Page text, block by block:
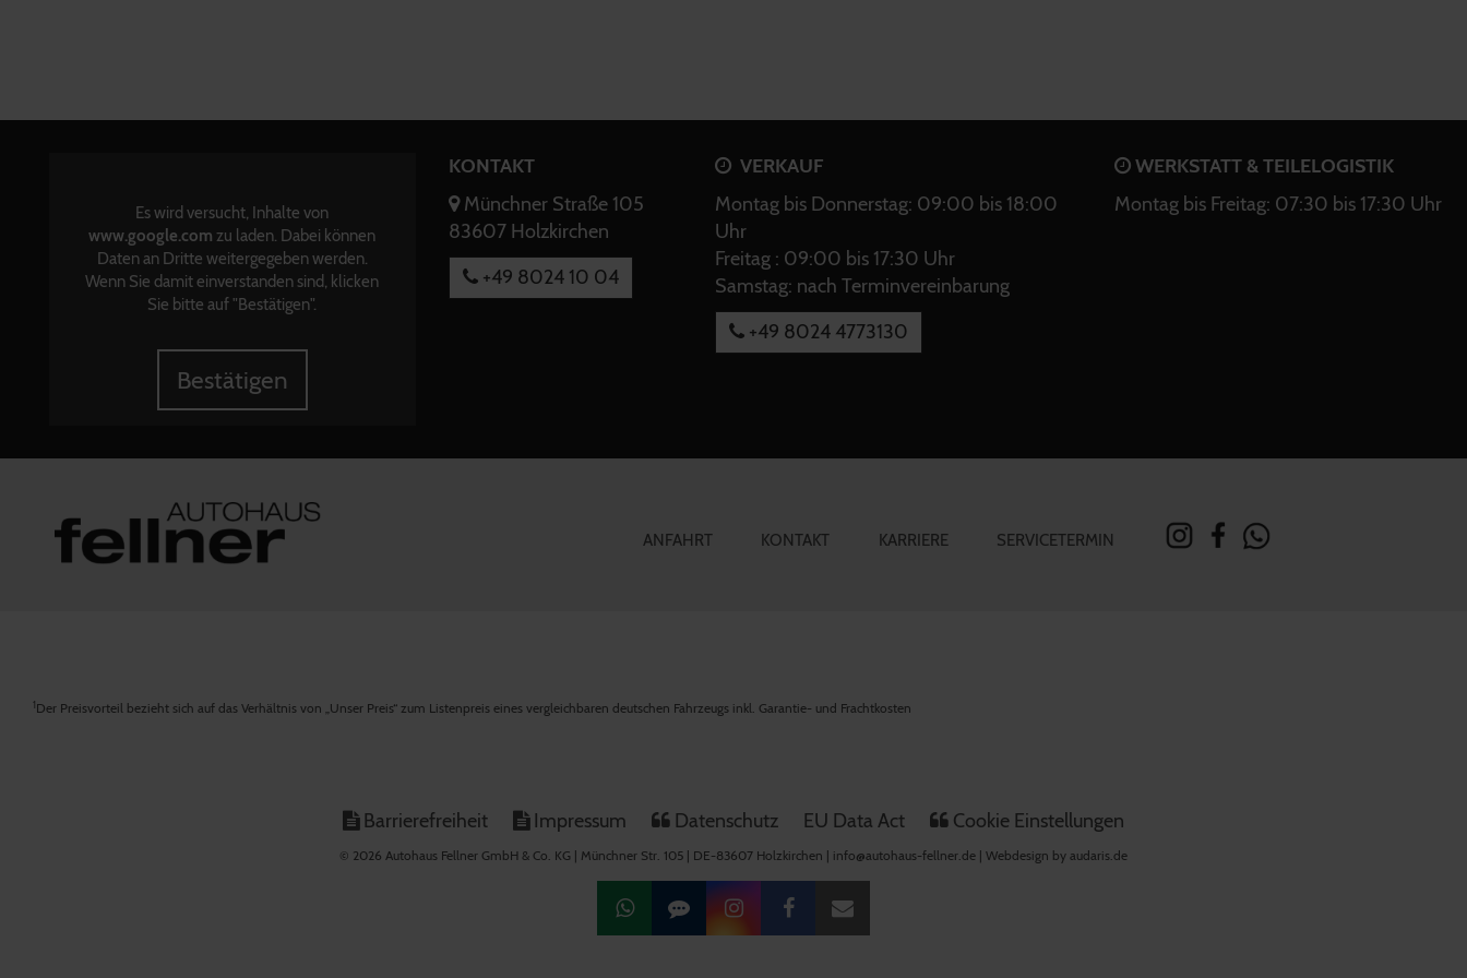
Es wird versucht, Inhalte von
www.google.com zu laden. Dabei können
Daten an Dritte weitergegeben werden.
Wenn Sie damit einverstanden sind, klicken
Sie bitte auf "Bestätigen".
Bestätigen
KONTAKT
Münchner Straße 105
83607 Holzkirchen
+49 8024 10 04
VERKAUF
Montag bis Donnerstag: 09:00 bis 18:00
Uhr
Freitag : 09:00 bis 17:30 Uhr
Samstag: nach Terminvereinbarung
+49 8024 4773130
WERKSTATT & TEILELOGISTIK
Montag bis Freitag: 07:30 bis 17:30 Uhr
ANFAHRT KONTAKT KARRIERE SERVICETERMIN
1Der Preisvorteil bezieht sich auf das Verhältnis von „Unser Preis“ zum Listenpreis eines vergleichbaren deutschen Fahrzeugs inkl. Garantie- und Frachtkosten
Barrierefreiheit Impressum Datenschutz EU Data Act Cookie Einstellungen
© 2026 Autohaus Fellner GmbH & Co. KG | Münchner Str. 105 | DE-83607 Holzkirchen | info@autohaus-fellner.de | Webdesign by audaris.de